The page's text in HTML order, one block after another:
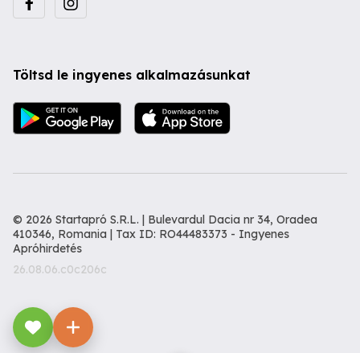
Töltsd le ingyenes alkalmazásunkat
© 2026 Startapró S.R.L. | Bulevardul Dacia nr 34, Oradea
410346, Romania | Tax ID: RO44483373 - Ingyenes
Apróhirdetés
26.08.06.c0c206c